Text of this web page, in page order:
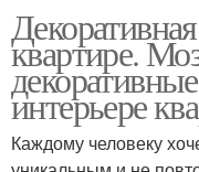
квартире.
интерьере
Каждому человеку